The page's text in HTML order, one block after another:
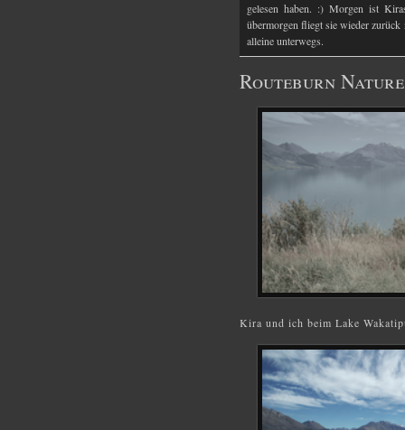
gelesen haben. :) Morgen ist
übermorgen fliegt sie wieder
alleine unterwegs.
Routeburn
Kira und ich beim Lake